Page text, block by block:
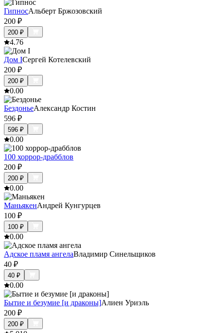
ГипносАльберт Бржозовский
200 ₽
200 ₽
4.76
Дом IСергей Котелевский
200 ₽
200 ₽
0.00
БездоньеАлександр Костин
596 ₽
596 ₽
0.00
100 хоррор-драбблов
200 ₽
200 ₽
0.00
МаньякенАндрей Кунгурцев
100 ₽
100 ₽
0.00
Адское пламя ангелаВладимир Синельщиков
40 ₽
40 ₽
0.00
Бытие и безумие [и драконы]Алиен Уриэль
200 ₽
200 ₽